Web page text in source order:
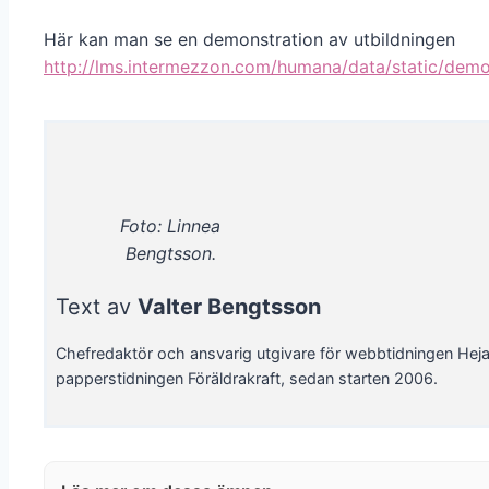
Här kan man se en demonstration av utbildningen
http://lms.intermezzon.com/humana/data/static/demo
Foto: Linnea
Bengtsson.
Text av Valter Bengtsson
Chefredaktör och ansvarig utgivare för webbtidningen
papperstidningen Föräldrakraft, sedan starten 2006.